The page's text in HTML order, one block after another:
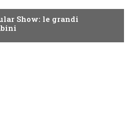
Show: le grandi